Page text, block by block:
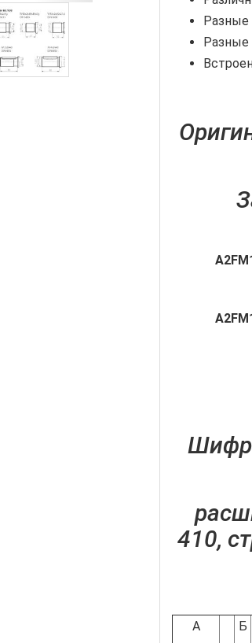
Разные
Разные
А2
А2
410,
А Б